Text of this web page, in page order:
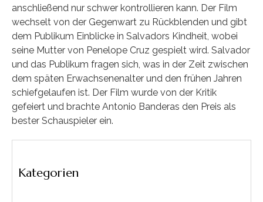
anschließend nur schwer kontrollieren kann. Der Film
wechselt von der Gegenwart zu Rückblenden und gibt
dem Publikum Einblicke in Salvadors Kindheit, wobei
seine Mutter von Penelope Cruz gespielt wird. Salvador
und das Publikum fragen sich, was in der Zeit zwischen
dem späten Erwachsenenalter und den frühen Jahren
schiefgelaufen ist. Der Film wurde von der Kritik
gefeiert und brachte Antonio Banderas den Preis als
bester Schauspieler ein.
Kategorien